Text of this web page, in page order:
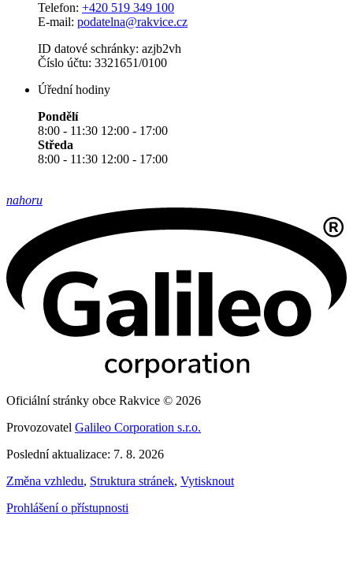
Telefon: +420 519 349 100
E-mail: podatelna@rakvice.cz
ID datové schránky: azjb2vh
Číslo účtu: 3321651/0100
Úřední hodiny
Pondělí
8:00 - 11:30 12:00 - 17:00
Středa
8:00 - 11:30 12:00 - 17:00
nahoru
Oficiální stránky obce Rakvice © 2026
Provozovatel Galileo Corporation s.r.o.
Poslední aktualizace: 7. 8. 2026
Změna vzhledu, Struktura stránek, Vytisknout
Prohlášení o přístupnosti